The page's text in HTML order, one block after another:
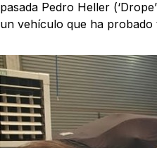
pasada Pedro Heller
un vehículo que ha probado